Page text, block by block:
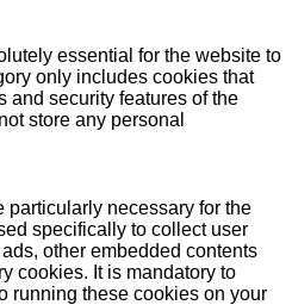
essential for the website to
only includes cookies that
and security features of the
store any personal
particularly necessary for the
specifically to collect user
other embedded contents
cookies. It is mandatory to
running these cookies on your